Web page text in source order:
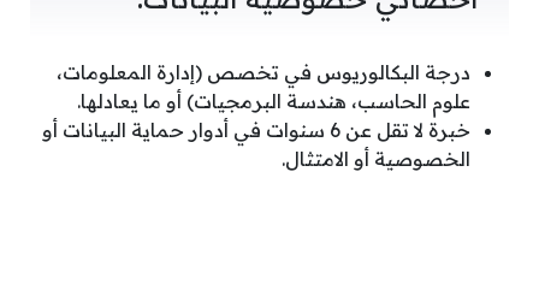
درجة البكالوريوس في تخصص (إدارة المعلومات،
علوم الحاسب، هندسة البرمجيات) أو ما يعادلها.
خبرة لا تقل عن 6 سنوات في أدوار حماية البيانات أو
الخصوصية أو الامتثال.